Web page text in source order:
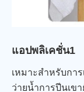
แอปพลิเคชั่น1
เหมาะสำหรับกา
ว่ายน้ำการปีนเข